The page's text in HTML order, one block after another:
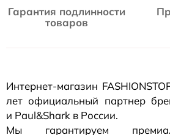
Гарантия подлинности
товаров
Интернет-магазин
лет официальный партнер
и Paul&Shark в России.
Мы гарантируем